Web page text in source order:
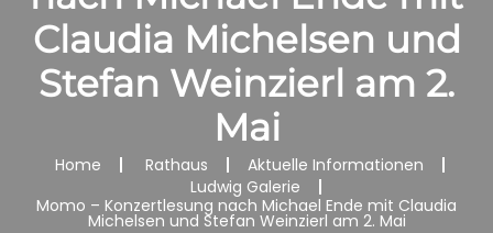
Claudia Michelsen und
Stefan Weinzierl am 2.
Mai
Home Rathaus
Aktuelle Informationen
Ludwig Galerie
Momo – Konzertlesung nach Michael Ende mit Claudia
Michelsen und Stefan Weinzierl am 2. Mai